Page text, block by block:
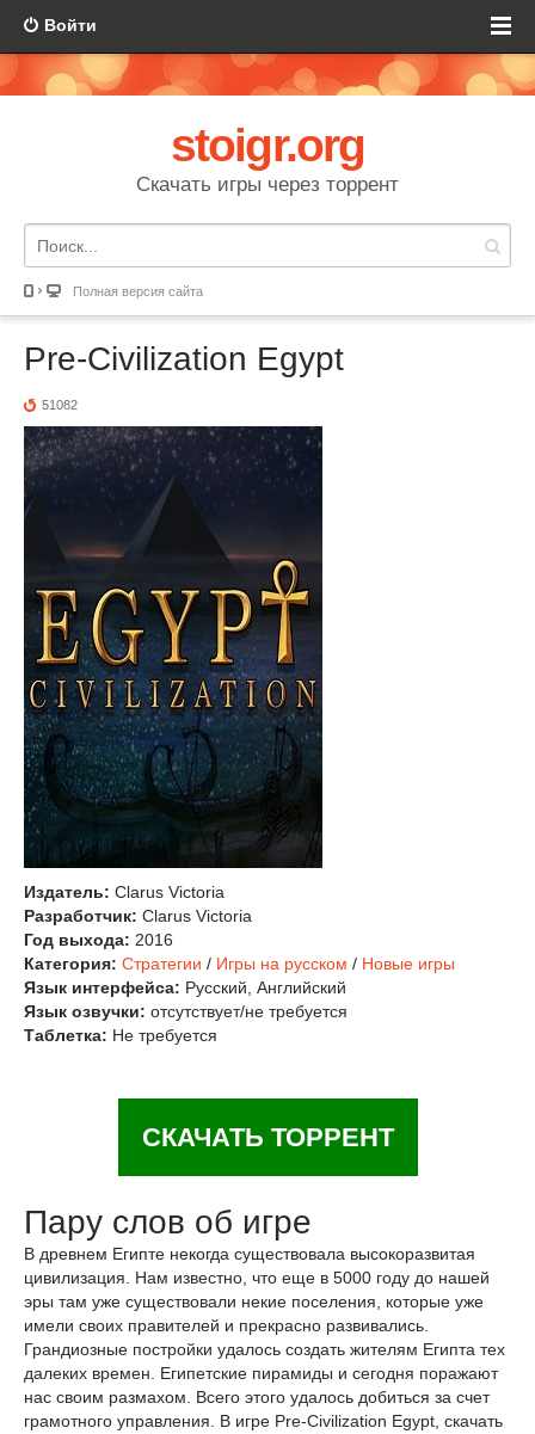
Войти
stoigr.org
Скачать игры через торрент
Полная версия сайта
Pre-Civilization Egypt
51082
Издатель: Clarus Victoria
Разработчик: Clarus Victoria
Год выхода: 2016
Категория: Стратегии / Игры на русском / Новые игры
Язык интерфейса: Русский, Английский
Язык озвучки: отсутствует/не требуется
Таблетка: Не требуется
СКАЧАТЬ ТОРРЕНТ
Пару слов об игре
В древнем Египте некогда существовала высокоразвитая
цивилизация. Нам известно, что еще в 5000 году до нашей
эры там уже существовали некие поселения, которые уже
имели своих правителей и прекрасно развивались.
Грандиозные постройки удалось создать жителям Египта тех
далеких времен. Египетские пирамиды и сегодня поражают
нас своим размахом. Всего этого удалось добиться за счет
грамотного управления. В игре Pre-Civilization Egypt, скачать